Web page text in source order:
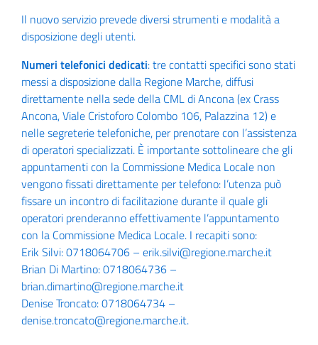
Il nuovo servizio prevede diversi strumenti e modalità a
disposizione degli utenti.
Numeri telefonici dedicati: tre contatti specifici sono stati
messi a disposizione dalla Regione Marche, diffusi
direttamente nella sede della CML di Ancona (ex Crass
Ancona, Viale Cristoforo Colombo 106, Palazzina 12) e
nelle segreterie telefoniche, per prenotare con l’assistenza
di operatori specializzati. È importante sottolineare che gli
appuntamenti con la Commissione Medica Locale non
vengono fissati direttamente per telefono: l’utenza può
fissare un incontro di facilitazione durante il quale gli
operatori prenderanno effettivamente l’appuntamento
con la Commissione Medica Locale. I recapiti sono:
Erik Silvi: 0718064706 – erik.silvi@regione.marche.it
Brian Di Martino: 0718064736 –
brian.dimartino@regione.marche.it
Denise Troncato: 0718064734 –
denise.troncato@regione.marche.it.